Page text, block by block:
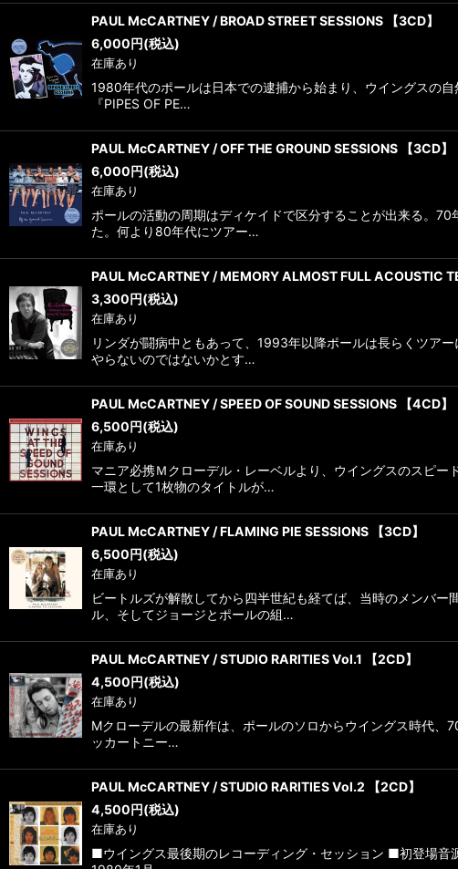
PAUL McCARTNEY / BROAD STREET SESSIONS 【3CD】
6,000円(税込)
在庫あり
1980年代のポールは日本での逮捕から始まり、ウイングスの
『PIPES OF PE…
PAUL McCARTNEY / OFF THE GROUND SESSIONS 【3CD】
6,000円(税込)
在庫あり
ポールの活動の周期はディケイドで区分することが出来る。
た。何より80年代にツアー…
PAUL McCARTNEY / MEMORY ALMOST FULL ACOUSTIC
3,300円(税込)
在庫あり
リンダが闘病中ともあって、1993年以降ポールは長らくツア
やらないのではないかとす…
PAUL McCARTNEY / SPEED OF SOUND SESSIONS 【4CD】
6,500円(税込)
在庫あり
マニア必携Ｍクローデル・レーベルより、ウイングスのスピ
一環として1枚物のタイトルが…
PAUL McCARTNEY / FLAMING PIE SESSIONS 【3CD】
6,500円(税込)
在庫あり
ビートルズが解散してから四半世紀も経てば、当時のメンバ
ル、そしてジョージとポールの組…
PAUL McCARTNEY / STUDIO RARITIES Vol.1 【2CD】
4,500円(税込)
在庫あり
Mクローデルの最新作は、ポールのソロからウイングス時代
ッカートニー…
PAUL McCARTNEY / STUDIO RARITIES Vol.2 【2CD】
4,500円(税込)
在庫あり
■ウイングス最後期のレコーディング・セッション ■初登場音